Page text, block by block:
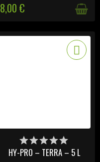
8,00 €
DERNIERS ARTICLES EN
STOCK
HY-PRO – TERRA – 5 L